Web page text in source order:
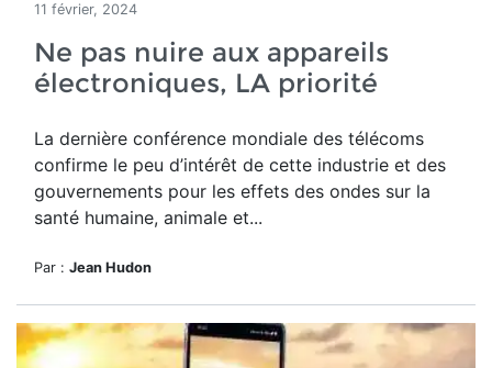
11 février, 2024
Ne pas nuire aux appareils
électroniques, LA priorité
La dernière conférence mondiale des télécoms
confirme le peu d’intérêt de cette industrie et des
gouvernements pour les effets des ondes sur la
santé humaine, animale et...
Par : Jean Hudon